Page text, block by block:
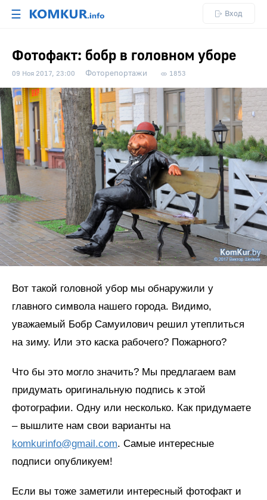
☰ Вход
Фотофакт: бобр в головном уборе
09 Ноя 2017, 23:00 Фоторепортажи 1853
Вот такой головной убор мы обнаружили у
главного символа нашего города. Видимо,
уважаемый Бобр Самуилович решил утеплиться
на зиму. Или это каска рабочего? Пожарного?
Что бы это могло значить? Мы предлагаем вам
придумать оригинальную подпись к этой
фотографии. Одну или несколько. Как придумаете
– вышлите нам свои варианты на
komkurinfo@gmail.com. Самые интересные
подписи опубликуем!
Если вы тоже заметили интересный фотофакт и